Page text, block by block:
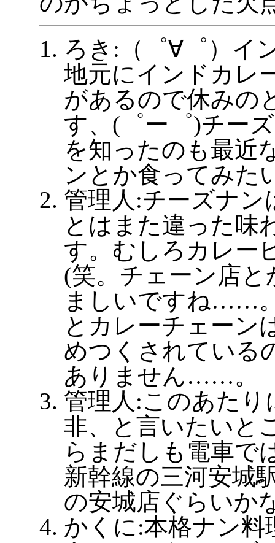
ろき:（゜∀゜）イ
地元にインドカレ
があるので休みの
す、(゜ー゜)チー
を知ったのも最近
ンとか食ってみた
管理人:チーズナン
とはまた違った味
す。むしろカレー
(笑。チェーン店
ましいですね……
とカレーチェーン
めつくされている
ありません……。
管理人:このあたり
非、と言いたいと
らまだしも電車で
新幹線の三河安城
の安城店ぐらい
かくに:本格ナン料